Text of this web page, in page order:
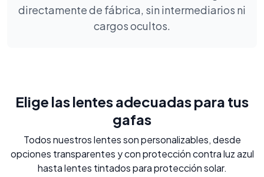
directamente de fábrica, sin intermediarios ni
cargos ocultos.
Elige las lentes adecuadas para tus
gafas
Todos nuestros lentes son personalizables, desde
opciones transparentes y con protección contra luz azul
hasta lentes tintados para protección solar.